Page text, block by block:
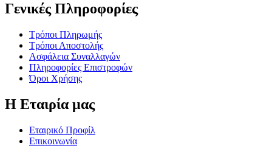
Γενικές Πληροφορίες
Τρόποι Πληρωμής
Τρόποι Αποστολής
Ασφάλεια Συναλλαγών
Πληροφορίες Επιστροφών
Όροι Χρήσης
Η Εταιρία μας
Εταιρικό Προφίλ
Επικοινωνία